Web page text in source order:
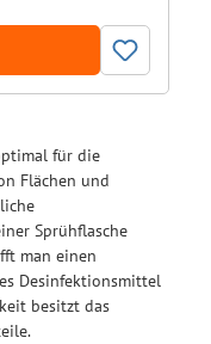
für die
Flächen und
Sprühflasche
man einen
Desinfektionsmittel
besitzt das